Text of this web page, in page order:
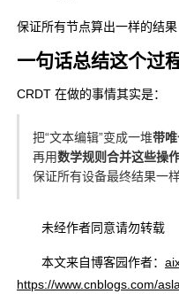
保证所有节点算出一样的结果
一句话总结这个过
CRDT 在做的事情其实是：
把“文本编辑”变成一堆带
再用数学规则合并这些操
保证所有设备最终结果一
未经作者同意请勿转载
本文来自博客园作者：
https://www.cnblogs.com/